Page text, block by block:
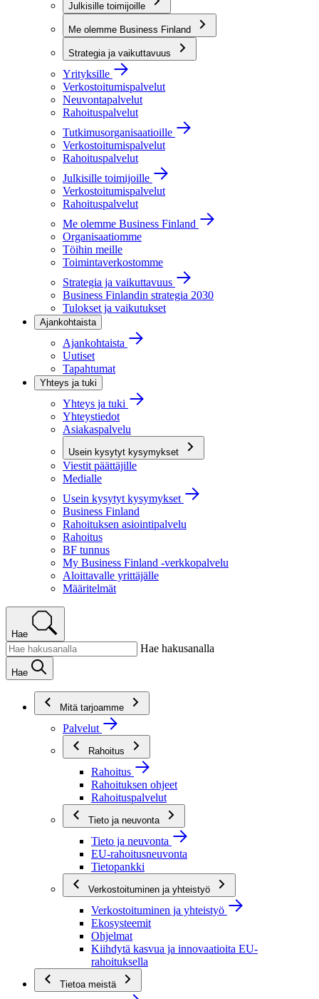
Julkisille toimijoille
Me olemme Business Finland
Strategia ja vaikuttavuus
Yrityksille
Verkostoitumispalvelut
Neuvontapalvelut
Rahoituspalvelut
Tutkimusorganisaatioille
Verkostoitumispalvelut
Rahoituspalvelut
Julkisille toimijoille
Verkostoitumispalvelut
Rahoituspalvelut
Me olemme Business Finland
Organisaatiomme
Töihin meille
Toimintaverkostomme
Strategia ja vaikuttavuus
Business Finlandin strategia 2030
Tulokset ja vaikutukset
Ajankohtaista
Ajankohtaista
Uutiset
Tapahtumat
Yhteys ja tuki
Yhteys ja tuki
Yhteystiedot
Asiakaspalvelu
Usein kysytyt kysymykset
Viestit päättäjille
Medialle
Usein kysytyt kysymykset
Business Finland
Rahoituksen asiointipalvelu
Rahoitus
BF tunnus
My Business Finland -verkkopalvelu
Aloittavalle yrittäjälle
Määritelmät
Hae
Hae hakusanalla
Hae
Mitä tarjoamme
Palvelut
Rahoitus
Rahoitus
Rahoituksen ohjeet
Rahoituspalvelut
Tieto ja neuvonta
Tieto ja neuvonta
EU-rahoitusneuvonta
Tietopankki
Verkostoituminen ja yhteistyö
Verkostoituminen ja yhteistyö
Ekosysteemit
Ohjelmat
Kiihdytä kasvua ja innovaatioita EU-
rahoituksella
Tietoa meistä